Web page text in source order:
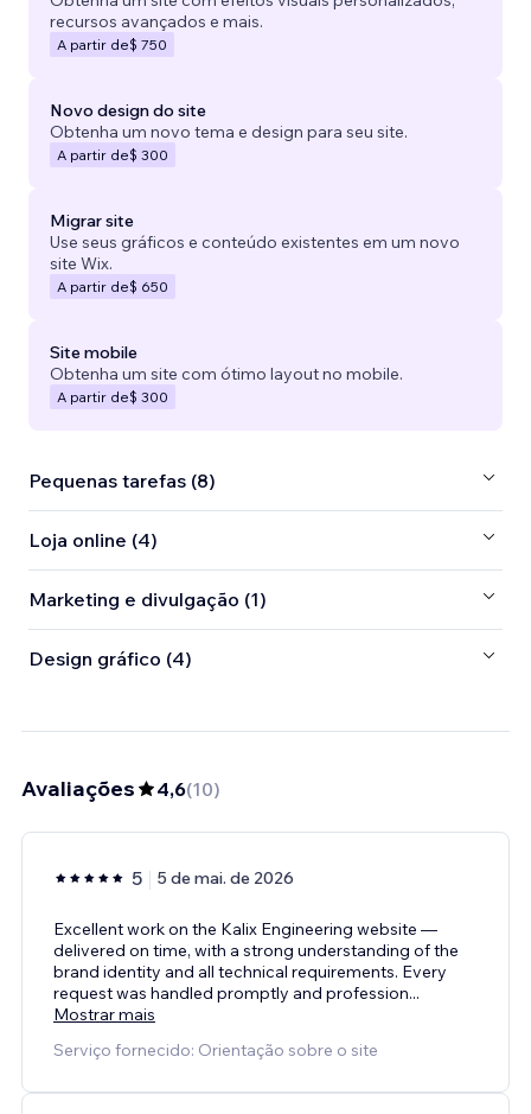
recursos avançados e mais.
A partir de$ 750
Novo design do site
Obtenha um novo tema e design para seu site.
A partir de$ 300
Migrar site
Use seus gráficos e conteúdo existentes em um novo
site Wix.
A partir de$ 650
Site mobile
Obtenha um site com ótimo layout no mobile.
A partir de$ 300
Pequenas tarefas (8)
Loja online (4)
Marketing e divulgação (1)
Design gráfico (4)
Avaliações 4,6(10)
5 5 de mai. de 2026
Excellent work on the Kalix Engineering website —
delivered on time, with a strong understanding of the
brand identity and all technical requirements. Every
request was handled promptly and profession...
Mostrar mais
Serviço fornecido: Orientação sobre o site